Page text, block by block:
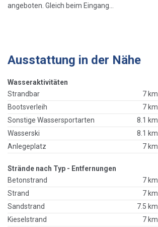
angeboten. Gleich beim Eingang...
Ausstattung in der Nähe
Wasseraktivitäten
Strandbar
7 km
Bootsverleih
7 km
Sonstige Wassersportarten
8.1 km
Wasserski
8.1 km
Anlegeplatz
7 km
Strände nach Typ - Entfernungen
Betonstrand
7 km
Strand
7 km
Sandstrand
7.5 km
Kieselstrand
7 km